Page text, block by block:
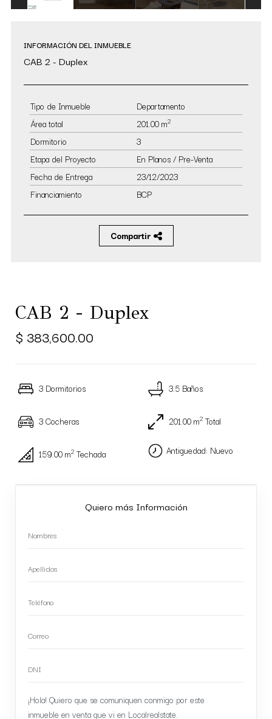
INFORMACIÓN DEL INMUEBLE
CAB 2 - Duplex
Tipo de Inmueble
Departamento
Área total
201.00 m2
Dormitorio
3
Etapa del Proyecto
En Planos / Pre-Venta
Fecha de Entrega
23/12/2023
Financiamiento
BCP
Compartir
CAB 2 - Duplex
$ 383,600.00
3 Dormitorios 3.5 Baños
3 Cocheras 201.00 m2 Total
159.00 m2 Techada Antiguedad: Nuevo
Quiero más Información